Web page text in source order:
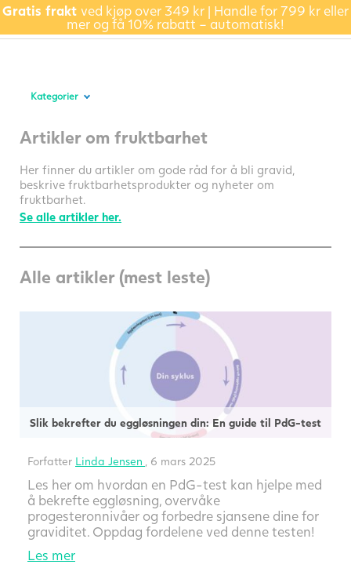
Gratis frakt ved kjøp over 349 kr | Handle for 799 kr eller
mer og få 10% rabatt – automatisk!
Kategorier
Artikler om fruktbarhet
Her finner du artikler om gode råd for å bli gravid,
beskrive fruktbarhetsprodukter og nyheter om
fruktbarhet.
Se alle artikler her.
Alle artikler (mest leste)
Slik bekrefter du eggløsningen din: En guide til PdG-test
Forfatter Linda Jensen , 6 mars 2025
Les her om hvordan en PdG-test kan hjelpe med
å bekrefte eggløsning, overvåke
progesteronnivåer og forbedre sjansene dine for
graviditet. Oppdag fordelene ved denne testen!
Les mer